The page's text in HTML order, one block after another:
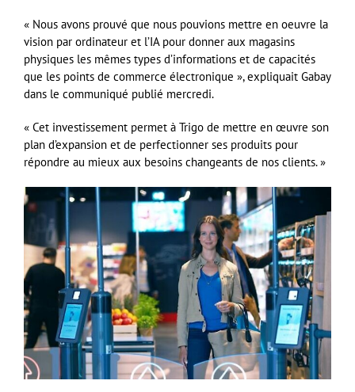
« Nous avons prouvé que nous pouvions mettre en oeuvre la
vision par ordinateur et l’IA pour donner aux magasins
physiques les mêmes types d’informations et de capacités
que les points de commerce électronique », expliquait Gabay
dans le communiqué publié mercredi.
« Cet investissement permet à Trigo de mettre en œuvre son
plan d’expansion et de perfectionner ses produits pour
répondre au mieux aux besoins changeants de nos clients. »